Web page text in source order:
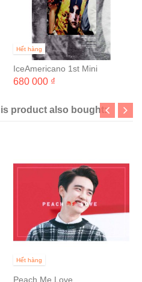
Hết hàng
IceAmericano 1st Mini
Photobook & DVD 'JUDE
680 000 ₫
product also bought:
Hết hàng
Peach Me Love